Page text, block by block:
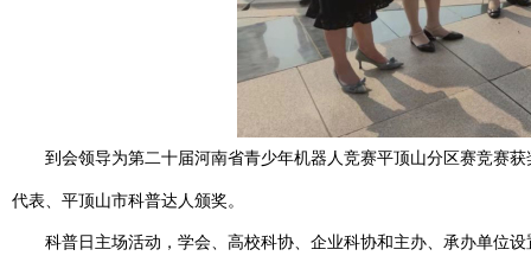
到会领导为第二十届河南省青少年机器人竞赛平顶山分区赛竞赛
代表、平顶山市科普达人颁奖。
科普日主场活动，学会、高校科协、企业科协和主办、承办单位设